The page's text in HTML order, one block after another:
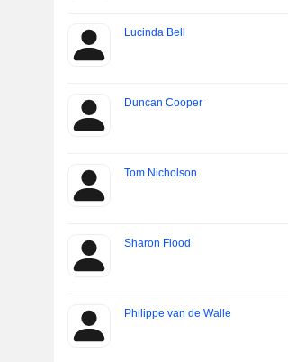
Lucinda Bell
Duncan Cooper
Tom Nicholson
Sharon Flood
Philippe van de Walle